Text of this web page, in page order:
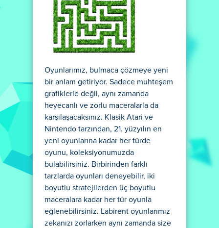
Oyunlarımız, bulmaca çözmeye yeni
bir anlam getiriyor. Sadece muhteşem
grafiklerle değil, aynı zamanda
heyecanlı ve zorlu maceralarla da
karşılaşacaksınız. Klasik Atari ve
Nintendo tarzından, 21. yüzyılın en
yeni oyunlarına kadar her türde
oyunu, koleksiyonumuzda
bulabilirsiniz. Birbirinden farklı
tarzlarda oyunları deneyebilir, iki
boyutlu stratejilerden üç boyutlu
maceralara kadar her tür oyunla
eğlenebilirsiniz. Labirent oyunlarımız
zekanızı zorlarken aynı zamanda size